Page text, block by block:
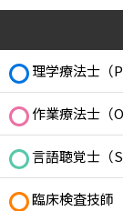
理学療法士（
作業療法士（
言語聴覚士（
臨床検査技師